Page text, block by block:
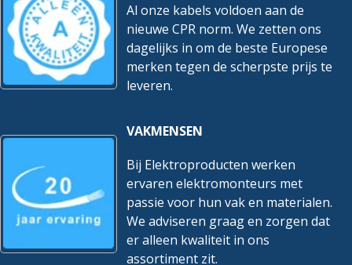
Al onze kabels voldoen aan de
nieuwe CPR norm. We zetten ons
dagelijks in om de beste Europese
merken tegen de scherpste prijs te
leveren.
VAKMENSEN
Bij Elektroproducten werken
ervaren elektromonteurs met
passie voor hun vak en materialen.
We adviseren graag en zorgen dat
er alleen kwaliteit in ons
assortiment zit.